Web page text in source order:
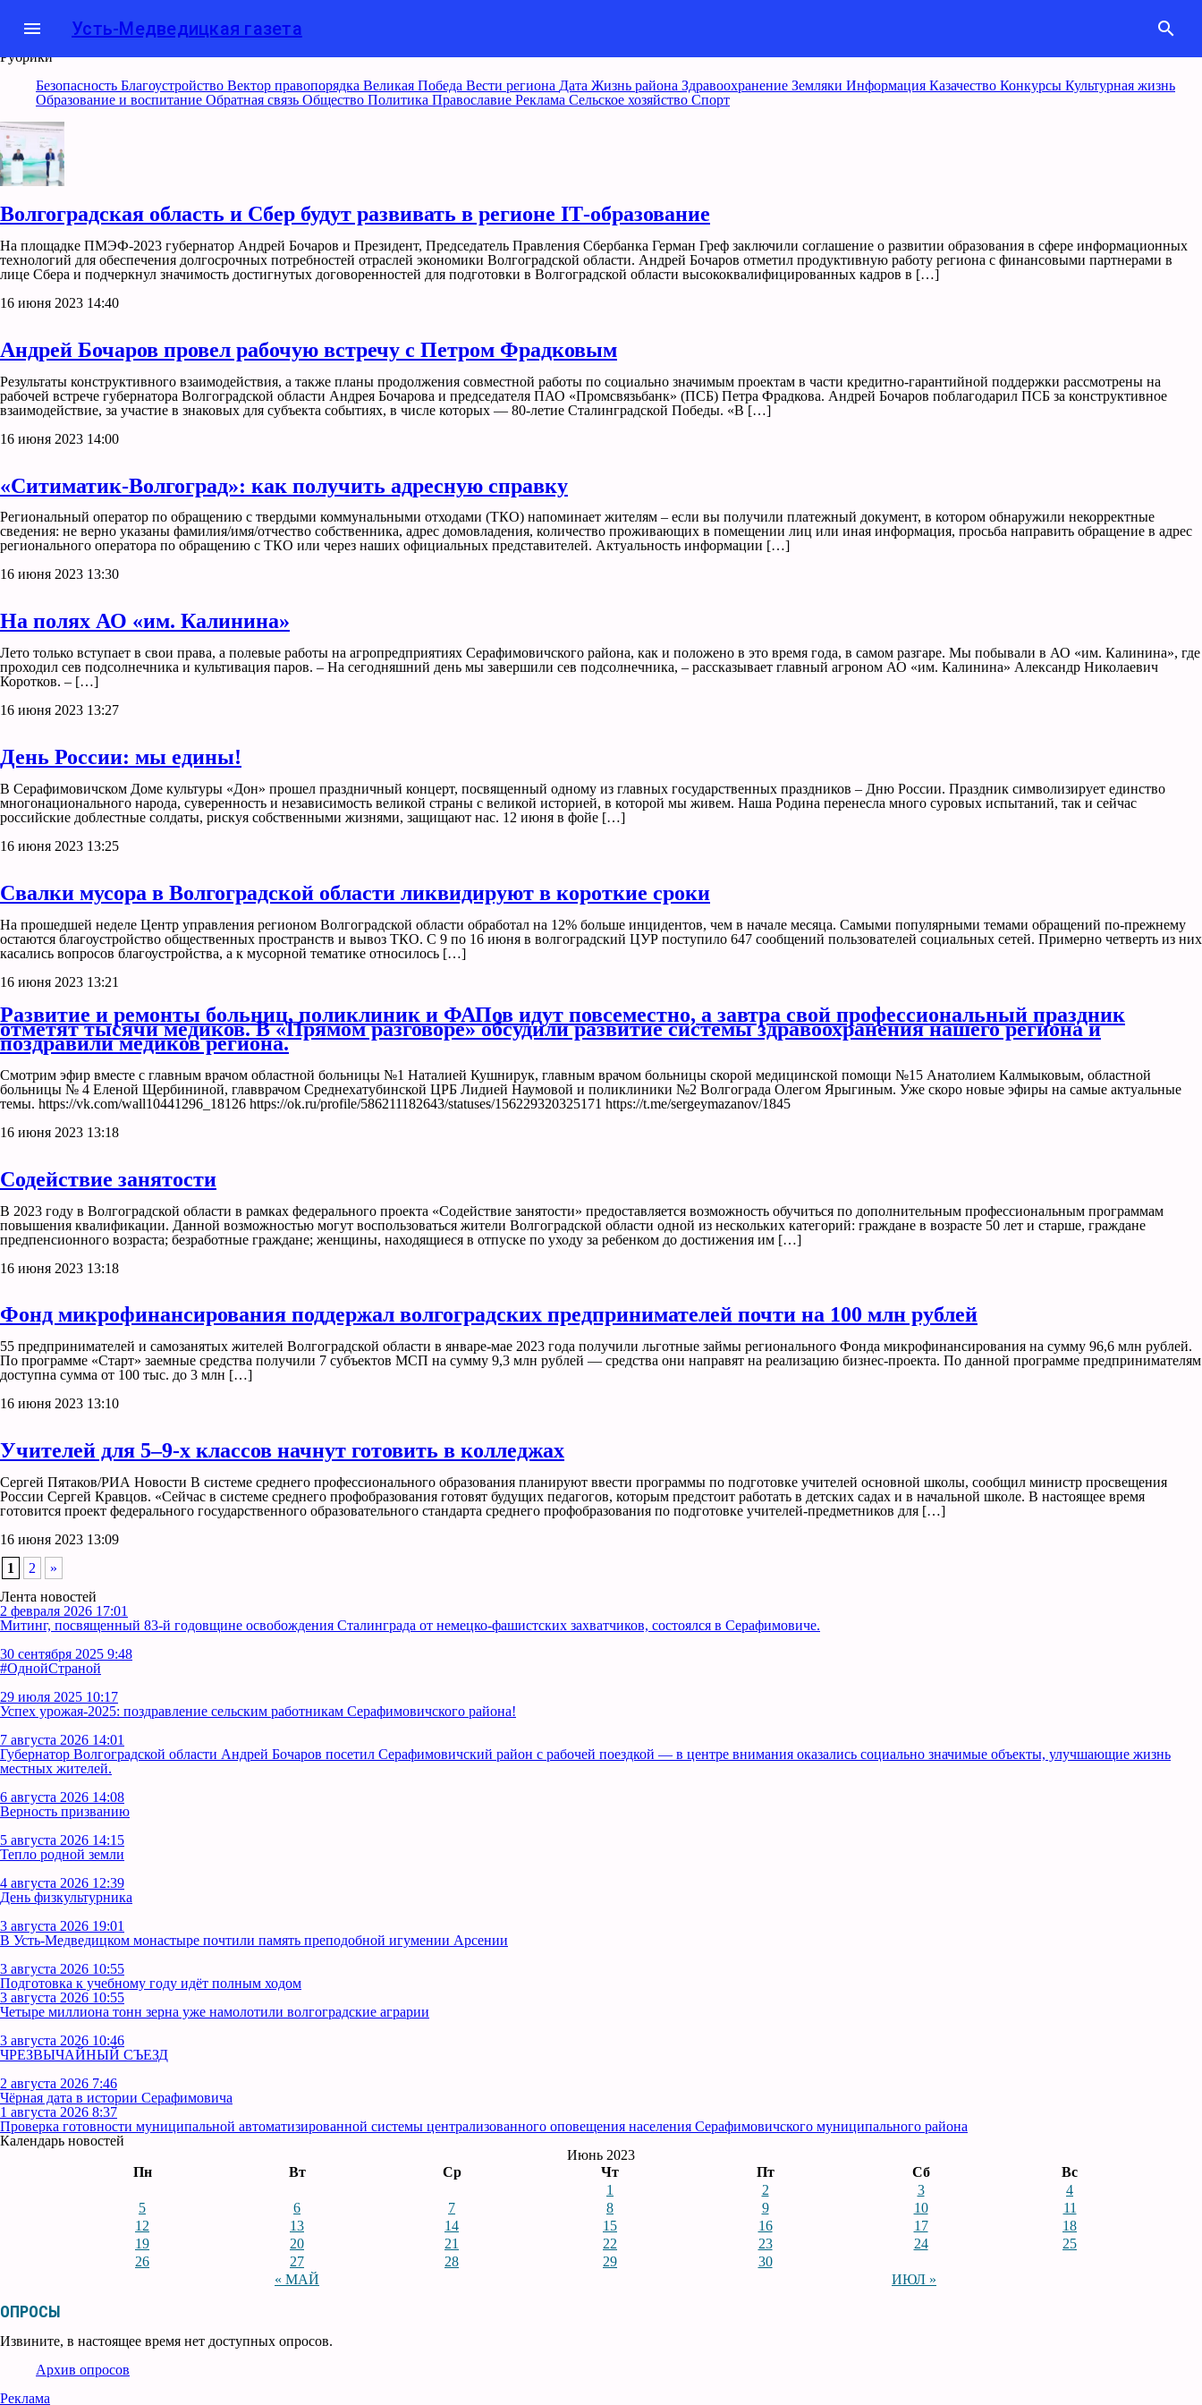
menu Усть-Медведицкая газета search
Рубрики
Безопасность Благоустройство Вектор правопорядка Великая Победа Вести региона Дата Жизнь района Здравоохранение Земляки Информация Казачество Конкурcы Культурная жизнь
Образование и воспитание Обратная связь Общество Политика Православие Реклама Сельское хозяйство Спорт
Волгоградская область и Сбер будут развивать в регионе IТ-образование
На площадке ПМЭФ-2023 губернатор Андрей Бочаров и Президент, Председатель Правления Сбербанка Герман Греф заключили соглашение о развитии образования в сфере информационных
технологий для обеспечения долгосрочных потребностей отраслей экономики Волгоградской области. Андрей Бочаров отметил продуктивную работу региона с финансовыми партнерами в
лице Сбера и подчеркнул значимость достигнутых договоренностей для подготовки в Волгоградской области высококвалифицированных кадров в […]
16 июня 2023 14:40
Андрей Бочаров провел рабочую встречу с Петром Фрадковым
Результаты конструктивного взаимодействия, а также планы продолжения совместной работы по социально значимым проектам в части кредитно-гарантийной поддержки рассмотрены на
рабочей встрече губернатора Волгоградской области Андрея Бочарова и председателя ПАО «Промсвязьбанк» (ПСБ) Петра Фрадкова. Андрей Бочаров поблагодарил ПСБ за конструктивное
взаимодействие, за участие в знаковых для субъекта событиях, в числе которых — 80-летие Сталинградской Победы. «В […]
16 июня 2023 14:00
«Ситиматик-Волгоград»: как получить адресную справку
Региональный оператор по обращению с твердыми коммунальными отходами (ТКО) напоминает жителям – если вы получили платежный документ, в котором обнаружили некорректные
сведения: не верно указаны фамилия/имя/отчество собственника, адрес домовладения, количество проживающих в помещении лиц или иная информация, просьба направить обращение в адрес
регионального оператора по обращению с ТКО или через наших официальных представителей. Актуальность информации […]
16 июня 2023 13:30
На полях АО «им. Калинина»
Лето только вступает в свои права, а полевые работы на агропредприятиях Серафимовичского района, как и положено в это время года, в самом разгаре. Мы побывали в АО «им. Калинина», где
проходил сев подсолнечника и культивация паров. – На сегодняшний день мы завершили сев подсолнечника, – рассказывает главный агроном АО «им. Калинина» Александр Николаевич
Коротков. – […]
16 июня 2023 13:27
День России: мы едины!
В Серафимовичском Доме культуры «Дон» прошел праздничный концерт, посвященный одному из главных государственных праздников – Дню России. Праздник символизирует единство
многонационального народа, суверенность и независимость великой страны с великой историей, в которой мы живем. Наша Родина перенесла много суровых испытаний, так и сейчас
российские доблестные солдаты, рискуя собственными жизнями, защищают нас. 12 июня в фойе […]
16 июня 2023 13:25
Свалки мусора в Волгоградской области ликвидируют в короткие сроки
На прошедшей неделе Центр управления регионом Волгоградской области обработал на 12% больше инцидентов, чем в начале месяца. Самыми популярными темами обращений по-прежнему
остаются благоустройство общественных пространств и вывоз ТКО. С 9 по 16 июня в волгоградский ЦУР поступило 647 сообщений пользователей социальных сетей. Примерно четверть из них
касались вопросов благоустройства, а к мусорной тематике относилось […]
16 июня 2023 13:21
Развитие и ремонты больниц, поликлиник и ФАПов идут повсеместно, а завтра свой профессиональный праздник
отметят тысячи медиков. В «Прямом разговоре» обсудили развитие системы здравоохранения нашего региона и
поздравили медиков региона.
Смотрим эфир вместе с главным врачом областной больницы №1 Наталией Кушнирук, главным врачом больницы скорой медицинской помощи №15 Анатолием Калмыковым, областной
больницы № 4 Еленой Щербининой, главврачом Среднехатубинской ЦРБ Лидией Наумовой и поликлиники №2 Волгограда Олегом Ярыгиным. Уже скоро новые эфиры на самые актуальные
темы. https://vk.com/wall10441296_18126 https://ok.ru/profile/586211182643/statuses/156229320325171 https://t.me/sergeymazanov/1845
16 июня 2023 13:18
Содействие занятости
В 2023 году в Волгоградской области в рамках федерального проекта «Содействие занятости» предоставляется возможность обучиться по дополнительным профессиональным программам
повышения квалификации. Данной возможностью могут воспользоваться жители Волгоградской области одной из нескольких категорий: граждане в возрасте 50 лет и старше, граждане
предпенсионного возраста; безработные граждане; женщины, находящиеся в отпуске по уходу за ребенком до достижения им […]
16 июня 2023 13:18
Фонд микрофинансирования поддержал волгоградских предпринимателей почти на 100 млн рублей
55 предпринимателей и самозанятых жителей Волгоградской области в январе-мае 2023 года получили льготные займы регионального Фонда микрофинансирования на сумму 96,6 млн рублей.
По программе «Старт» заемные средства получили 7 субъектов МСП на сумму 9,3 млн рублей — средства они направят на реализацию бизнес-проекта. По данной программе предпринимателям
доступна сумма от 100 тыс. до 3 млн […]
16 июня 2023 13:10
Учителей для 5–9-х классов начнут готовить в колледжах
Сергей Пятаков/РИА Новости В системе среднего профессионального образования планируют ввести программы по подготовке учителей основной школы, сообщил министр просвещения
России Сергей Кравцов. «Сейчас в системе среднего профобразования готовят будущих педагогов, которым предстоит работать в детских садах и в начальной школе. В настоящее время
готовится проект федерального государственного образовательного стандарта среднего профобразования по подготовке учителей-предметников для […]
16 июня 2023 13:09
1
2
»
Лента новостей
2 февраля 2026 17:01
Митинг, посвященный 83-й годовщине освобождения Сталинграда от немецко-фашистских захватчиков, состоялся в Серафимовиче.
30 сентября 2025 9:48
#ОднойСтраной
29 июля 2025 10:17
Успех урожая-2025: поздравление сельским работникам Серафимовичского района!
7 августа 2026 14:01
Губернатор Волгоградской области Андрей Бочаров посетил Серафимовичский район с рабочей поездкой — в центре внимания оказались социально значимые объекты, улучшающие жизнь
местных жителей.
6 августа 2026 14:08
Верность призванию
5 августа 2026 14:15
Тепло родной земли
4 августа 2026 12:39
День физкультурника
3 августа 2026 19:01
В Усть‑Медведицком монастыре почтили память преподобной игумении Арсении
3 августа 2026 10:55
Подготовка к учебному году идёт полным ходом
3 августа 2026 10:55
Четыре миллиона тонн зерна уже намолотили волгоградские аграрии
3 августа 2026 10:46
ЧРЕЗВЫЧАЙНЫЙ СЪЕЗД
2 августа 2026 7:46
Чёрная дата в истории Серафимовича
1 августа 2026 8:37
Проверка готовности муниципальной автоматизированной системы централизованного оповещения населения Серафимовичского муниципального района
Календарь новостей
Июнь 2023
Пн
Вт Ср Чт Пт Сб Вс
« МАЙ ИЮЛ »
1 2 3
4
5
6 7 8 9 10
11
12
13 14 15 16 17
18
19
20 21 22 23 24
25
26
27 28 29 30
ОПРОСЫ
Извините, в настоящее время нет доступных опросов.
Архив опросов
Реклама